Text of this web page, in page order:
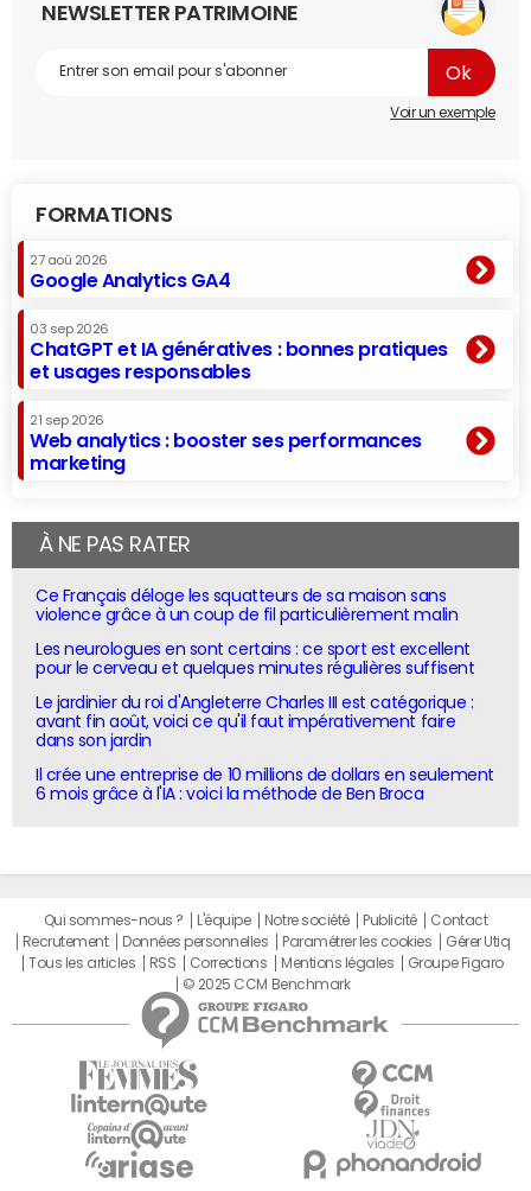
NEWSLETTER PATRIMOINE
Voir un exemple
FORMATIONS
27 aoû 2026
Google Analytics GA4
03 sep 2026
ChatGPT et IA génératives : bonnes pratiques
et usages responsables
21 sep 2026
Web analytics : booster ses performances
marketing
À NE PAS RATER
Ce Français déloge les squatteurs de sa maison sans
violence grâce à un coup de fil particulièrement malin
Les neurologues en sont certains : ce sport est excellent
pour le cerveau et quelques minutes régulières suffisent
Le jardinier du roi d'Angleterre Charles III est catégorique :
avant fin août, voici ce qu'il faut impérativement faire
dans son jardin
Il crée une entreprise de 10 millions de dollars en seulement
6 mois grâce à l'IA : voici la méthode de Ben Broca
Qui sommes-nous ? L'équipe Notre société Publicité
Contact
Recrutement
Données personnelles Paramétrer les cookies
Gérer Utiq
Tous les articles
RSS Corrections Mentions légales
Groupe Figaro
© 2025 CCM Benchmark